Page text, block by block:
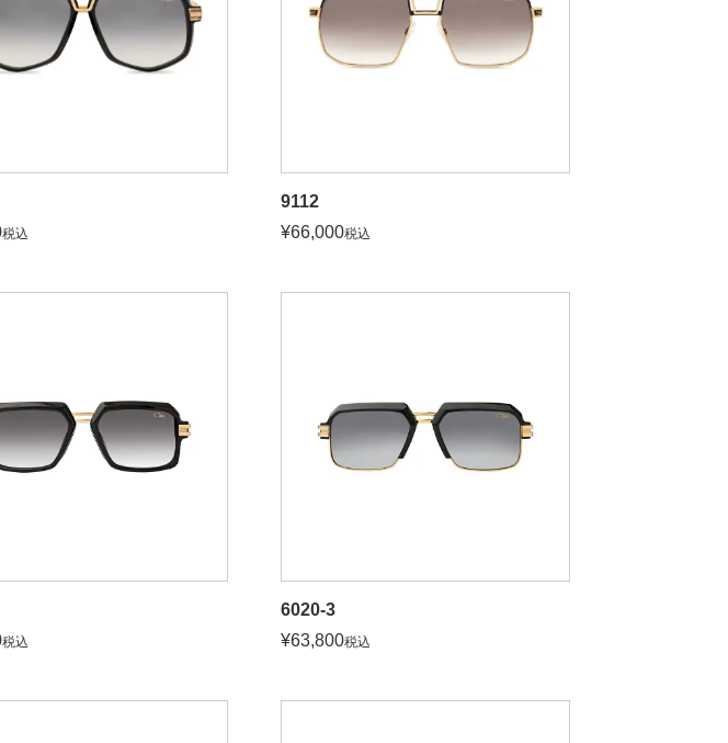
税込
9112
¥66,000税込
税込
6020-3
¥63,800税込